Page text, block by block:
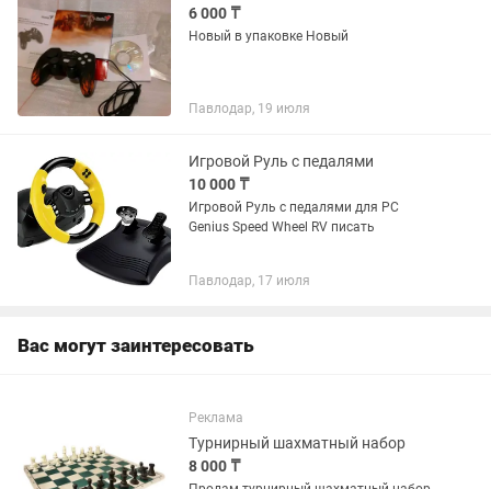
6 000 ₸
Новый в упаковке Новый
Павлодар, 19 июля
Игровой Руль с педалями
10 000 ₸
Игровой Руль с педалями для PC
Genius Speed Wheel RV писать
Павлодар, 17 июля
Вас могут заинтересовать
Реклама
Турнирный шахматный набор
8 000 ₸